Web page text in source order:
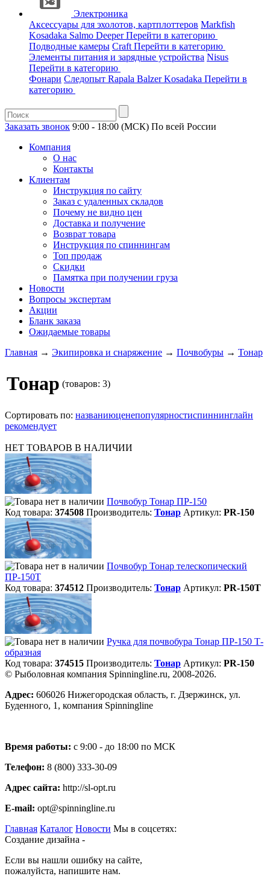
Электроника
Аксессуары для эхолотов, картплоттеров Markfish
Kosadaka Salmo DeeperПерейти в категорию
Подводные камеры Craft Перейти в категорию
Элементы питания и зарядные устройства Nisus
Перейти в категорию
Фонари Следопыт Rapala BalzerKosadaka Перейти в
категорию
Заказать звонок 9:00 - 18:00 (МСК) По всей России
Компания
О нас
Контакты
Клиентам
Инструкция по сайту
Заказ с удаленных складов
Почему не видно цен
Доставка и получение
Возврат товара
Инструкция по спиннингам
Топ продаж
Скидки
Памятка при получении груза
Новости
Вопросы экспертам
Акции
Бланк заказа
Ожидаемые товары
Главная → Экипировка и снаряжение → Почвобуры → Тонар
Тонар (товаров: 3)
Сортировать по: названиюценепопулярностиспиннинглайн
рекомендует
НЕТ ТОВАРОВ В НАЛИЧИИ
Почвобур Тонар ПР-150
Код товара: 374508 Производитель: Тонар Артикул: PR-150
Почвобур Тонар телескопический
ПР-150Т
Код товара: 374512 Производитель: Тонар Артикул: PR-150T
Ручка для почвобура Тонар ПР-150 Т-
образная
Код товара: 374515 Производитель: Тонар Артикул: PR-150
© Рыболовная компания Spinningline.ru, 2008-2026.
Адрес: 606026 Нижегородская область, г. Дзержинск, ул.
Буденного, 1, компания Spinningline
Время работы: с 9:00 - до 18:00 по МСК
Телефон: 8 (800) 333-30-09
Адрес сайта: http://sl-opt.ru
E-mail: opt@spinningline.ru
Главная Каталог Новости Мы в соцсетях:
Создание дизайна -
Если вы нашли ошибку на сайте,
пожалуйста, напишите нам.